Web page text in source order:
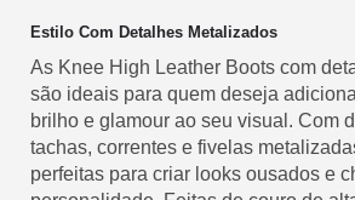
Estilo Com Detalhes Metalizados
As Knee High Leather Boots com
são ideais para quem deseja
brilho e glamour ao seu visual. Com
tachas, correntes e fivelas
perfeitas para criar looks ousados e